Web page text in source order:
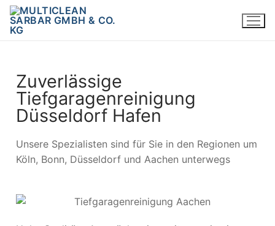
Zuverlässige
Tiefgaragenreinigung
Düsseldorf Hafen
Unsere Spezialisten sind für Sie in den Regionen um
Köln, Bonn, Düsseldorf und Aachen unterwegs